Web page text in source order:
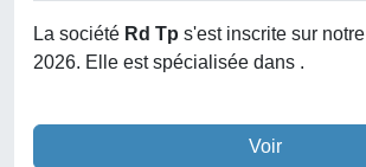
La société Rd Tp s'est inscrite sur
2026. Elle est spécialisée dans .
Voir